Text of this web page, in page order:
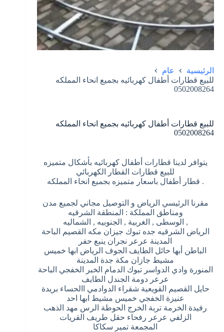
الرئيسية
عام
للبيع قطارات أطفال كهربائيه بجميع انحاء المملكه
0502008264
للبيع قطارات أطفال كهربائيه بجميع انحاء المملكه
0502008264
يتوافر لدينا قطارات أطفال كهربائيه بأشكال متميزه
للبيع قطارات القطار الكهربائي
. قطار أطفال باسعار متميزه بجميع انحاء المملكه
مقرنا الرئيسي الرياض و التوصيل مجاني لجميع مدن
ومناطق المملكة : المنطقة الشرقيه
, الوسطى , الغربية , الجنوبيه , الشماليه
الرياض الشرقيه جده تبوك جيزان مكه القصيم الباحة
المدينة عرعر نجران ينبع حفر
الباطن أبها حائل الطايف الجوف الرياض ابها خميس
مشيط جازان مكة جدة المدينة
المنورة وادي الدواسر تبوك الدمام الخبر الخفجي الباحة
عرعر دومة الجندل الطايف
حايل القصيم القويعية شقراء الدوادمي االحساء بريدة
عنيزة الخفجي خميس مشيط ابها احد
رفيدة الخرمة تربة الخرج الحوطة الرس مهد الذهب
الزلفي عرعر رفحاء حقل طريف القريات
المجمعة تمير سكاكا